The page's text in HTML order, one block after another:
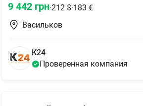
9 442 грн·212 $·183 €
Васильков
К24
Проверенная компания